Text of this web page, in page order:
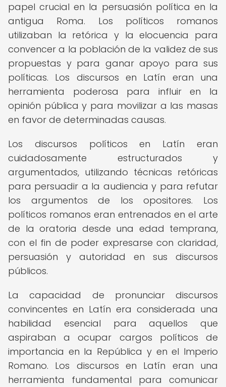
papel crucial en la persuasión política en la
antigua Roma. Los políticos romanos
utilizaban la retórica y la elocuencia para
convencer a la población de la validez de sus
propuestas y para ganar apoyo para sus
políticas. Los discursos en Latín eran una
herramienta poderosa para influir en la
opinión pública y para movilizar a las masas
en favor de determinadas causas.
Los discursos políticos en Latín eran
cuidadosamente estructurados y
argumentados, utilizando técnicas retóricas
para persuadir a la audiencia y para refutar
los argumentos de los opositores. Los
políticos romanos eran entrenados en el arte
de la oratoria desde una edad temprana,
con el fin de poder expresarse con claridad,
persuasión y autoridad en sus discursos
públicos.
La capacidad de pronunciar discursos
convincentes en Latín era considerada una
habilidad esencial para aquellos que
aspiraban a ocupar cargos políticos de
importancia en la República y en el Imperio
Romano. Los discursos en Latín eran una
herramienta fundamental para comunicar